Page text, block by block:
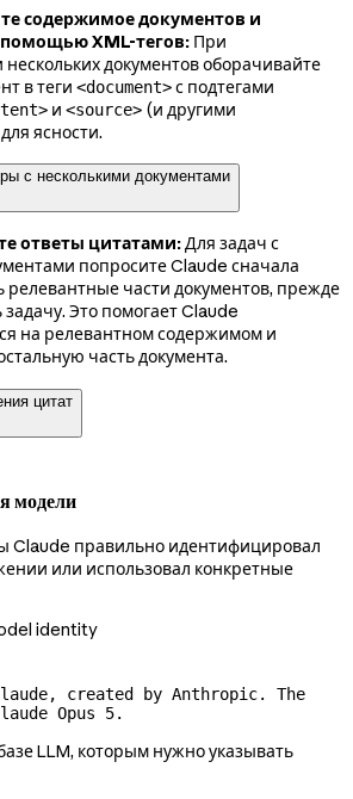
содержимое документов и
XML-тегов: При
документов оборачивайте
в теги <document>с подтегами
и <source> (и другими
ясности.
с несколькими документами
ответы цитатами:Для задач с
попросите Claude сначала
релевантные части документов, прежде
Это помогает Claude
на релевантном содержимом и
часть документа.
цитат
модели
Claude правильно идентифицировал
или использовал конкретные
identity
created by Anthropic. The
Opus 5.
LLM, которым нужно указывать